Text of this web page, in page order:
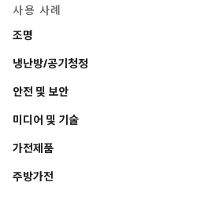
사용 사례
조명
냉난방/공기청정
안전 및 보안
미디어 및 기술
가전제품
주방가전